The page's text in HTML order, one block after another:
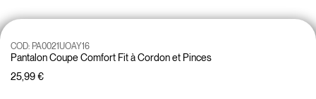
Pantalon Coupe Comfort Fit à Cordon et Pinces
COD: PA0021UOAY16
25,99 €